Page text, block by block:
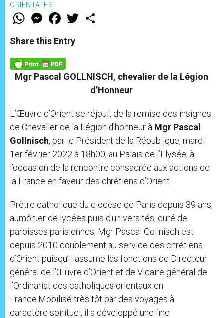
ORIENTALES
W
t
s
p
p
M
e
s
e
g
e
r
F
a
e
b
o
k
w
Share this Entry
Mgr Pascal GOLLNISCH, chevalier de la Légion
d’Honneur
L’Œuvre d’Orient se réjouit de la remise des insignes
de Chevalier de la Légion d’honneur à Mgr Pascal
Gollnisch, par le Président de la République, mardi
1er février 2022 à 18h00, au Palais de l’Elysée, à
l’occasion de la rencontre consacrée aux actions de
la France en faveur des chrétiens d’Orient.
Prêtre catholique du diocèse de Paris depuis 39 ans,
aumônier de lycées puis d’universités, curé de
paroisses parisiennes, Mgr Pascal Gollnisch est
depuis 2010 doublement au service des chrétiens
d’Orient puisqu’il assume les fonctions de Directeur
général de l’Œuvre d’Orient et de Vicaire général de
l’Ordinariat des catholiques orientaux en
France.Mobilisé très tôt par des voyages à
caractère spirituel, il a développé une fine